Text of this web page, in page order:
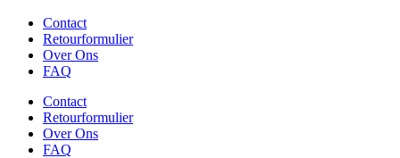
Contact
Retourformulier
Over Ons
FAQ
Contact
Retourformulier
Over Ons
FAQ